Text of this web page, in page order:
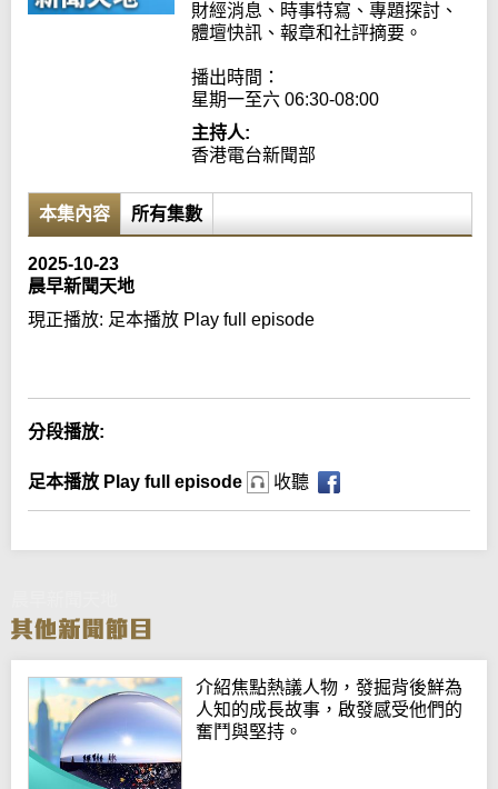
財經消息、時事特寫、專題探討、
體壇快訊、報章和社評摘要。
播出時間：
星期一至六 06:30-08:00
主持人:
香港電台新聞部
本集內容 所有集數
2025-10-23
晨早新聞天地
現正播放: 足本播放 Play full episode
分段播放:
足本播放 Play full episode 收聽
介紹焦點熱議人物，發掘背後鮮為
人知的成長故事，啟發感受他們的
奮鬥與堅持。